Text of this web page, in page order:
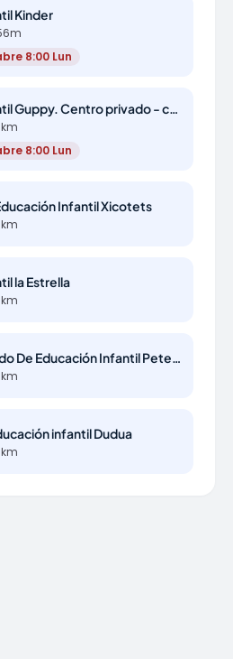
Kinder
8:00 Lun
Escuela Infantil Guppy. Centro privado - concertado
8:00 Lun
Infantil Xicotets
la Estrella
infantil Dudua